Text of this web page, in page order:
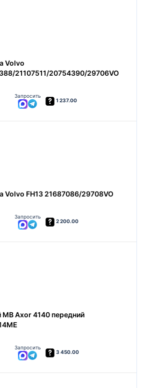
Volvo
21107511/20754390/29706VO
Запросить
1 237.00
Volvo FH13 21687086/29708VO
Запросить
2 200.00
Axor 4140 передний
Запросить
3 450.00